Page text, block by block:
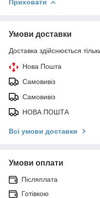
Приховати
Умови доставки
Доставка здійснюється
Нова Пошта
Самовивіз
Самовивіз
НОВА ПОШТА
Всі умови доставки
Умови оплати
Післяплата
Готівкою